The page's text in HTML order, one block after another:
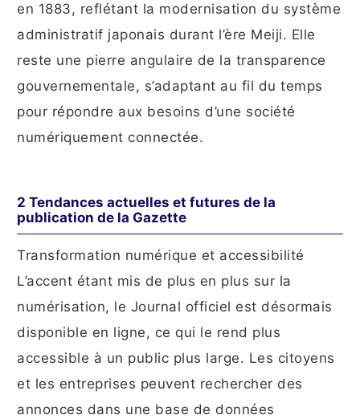
en 1883, reflétant la modernisation du système
administratif japonais durant l’ère Meiji. Elle
reste une pierre angulaire de la transparence
gouvernementale, s’adaptant au fil du temps
pour répondre aux besoins d’une société
numériquement connectée.
2 Tendances actuelles et futures de la
publication de la Gazette
Transformation numérique et accessibilité
L’accent étant mis de plus en plus sur la
numérisation, le Journal officiel est désormais
disponible en ligne, ce qui le rend plus
accessible à un public plus large. Les citoyens
et les entreprises peuvent rechercher des
annonces dans une base de données